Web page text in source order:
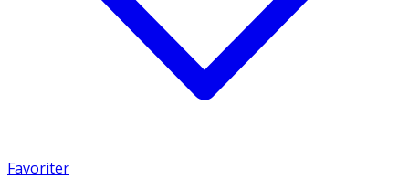
Favoriter